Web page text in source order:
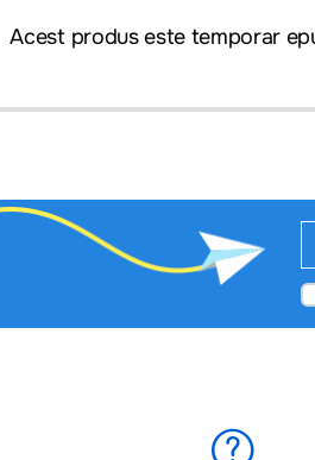
Acest produs este temporar